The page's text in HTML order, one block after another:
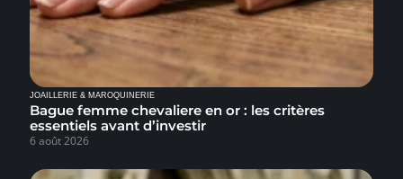
JOAILLERIE & MAROQUINERIE
Bague femme chevaliere en or : les critères
essentiels avant d’investir
6 août 2026